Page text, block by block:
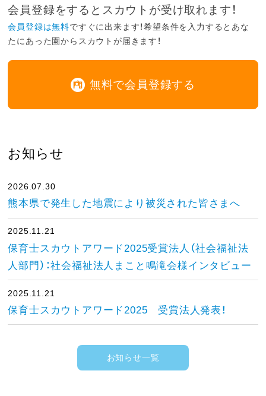
会員登録をするとスカウトが受け取れます！
会員登録は無料ですぐに出来ます！希望条件を入力するとあな
たにあった園からスカウトが届きます！
無料で会員登録する
お知らせ
2026.07.30
熊本県で発生した地震により被災された皆さまへ
2025.11.21
保育士スカウトアワード2025受賞法人（社会福祉法
人部門）：社会福祉法人まこと鳴滝会様インタビュー
2025.11.21
保育士スカウトアワード2025 受賞法人発表！
お知らせ一覧